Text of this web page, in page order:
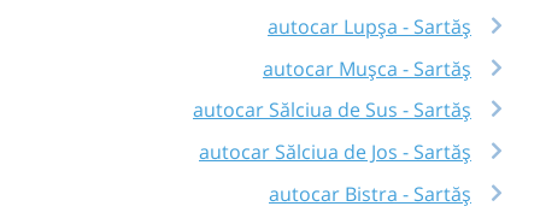
autocar Lupșa - Sartăș
autocar Mușca - Sartăș
autocar Sălciua de Sus - Sartăș
autocar Sălciua de Jos - Sartăș
autocar Bistra - Sartăș